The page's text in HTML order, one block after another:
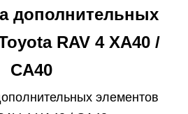
дополнительных
RAV 4 XA40 /
CA40